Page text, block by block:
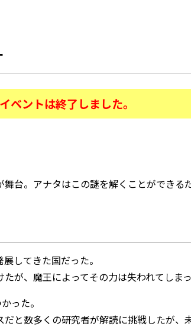
ベントは終了しました。
台。アナタはこの謎を解くことができる
してきた国だった。
が、魔王によってその力は失われてしまっ
った。
と数多くの研究者が解読に挑戦したが、